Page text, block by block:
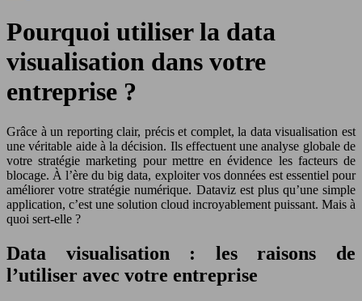
Pourquoi utiliser la data
visualisation dans votre
entreprise ?
Grâce à un reporting clair, précis et complet, la data visualisation est
une véritable aide à la décision. Ils effectuent une analyse globale de
votre stratégie marketing pour mettre en évidence les facteurs de
blocage. À l’ère du big data, exploiter vos données est essentiel pour
améliorer votre stratégie numérique. Dataviz est plus qu’une simple
application, c’est une solution cloud incroyablement puissant. Mais à
quoi sert-elle ?
Data visualisation : les raisons de
l’utiliser avec votre entreprise